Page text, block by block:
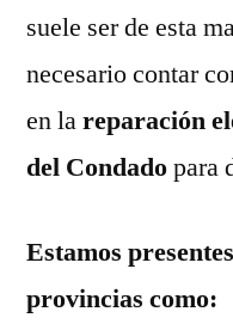
suele ser de esta
necesario contar
en lareparación
del Condadopara
Estamos
provincias como: